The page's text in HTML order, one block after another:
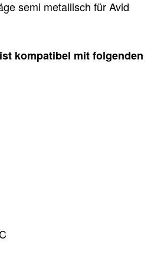
kompatibel mit folgenden